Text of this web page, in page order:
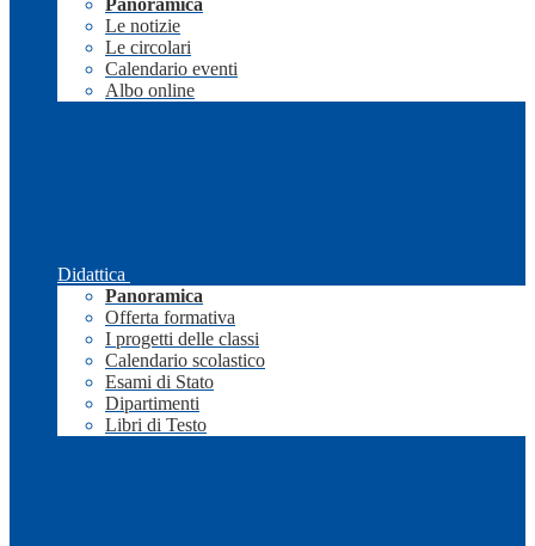
Panoramica
Le notizie
Le circolari
Calendario eventi
Albo online
Didattica
Panoramica
Offerta formativa
I progetti delle classi
Calendario scolastico
Esami di Stato
Dipartimenti
Libri di Testo